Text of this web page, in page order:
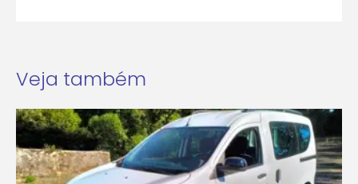
Veja também